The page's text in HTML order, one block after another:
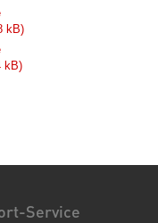
kB)
kB)
Service